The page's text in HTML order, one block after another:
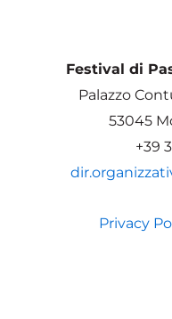
Festival di
Palazzo
53045
+39
Privacy